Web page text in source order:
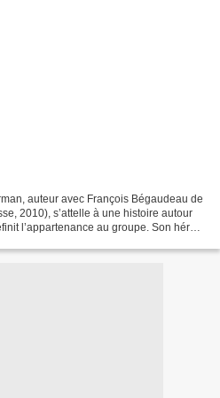
auteur avec François Bégaudeau de
2010), s’attelle à une histoire autour
l’appartenance au groupe. Son héros